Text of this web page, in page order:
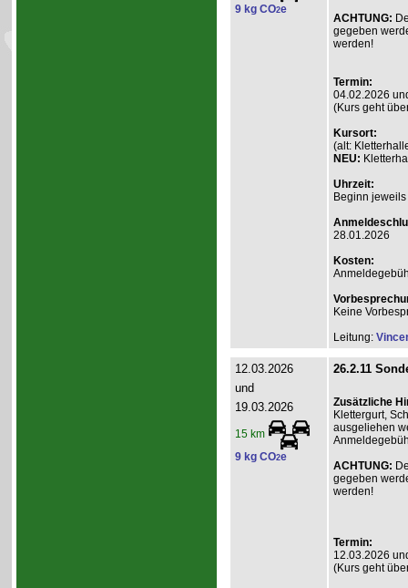
9 kg CO2e
ACHTUNG:
gegeben
werden!
Termin:
04.02.2026
(Kurs geht
Kursort:
(alt:
NEU:
Uhrzeit:
Beginn
28.01.2026
Kosten:
Keine
Leitung:
12.03.2026
und
19.03.2026
15 km
9 kg CO2e
26.2.11
Zusätzliche
Klettergurt,
ausgeliehen
ACHTUNG:
gegeben
werden!
Termin:
12.03.2026
(Kurs geht